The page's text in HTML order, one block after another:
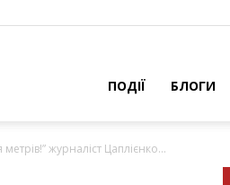
ПОДІЇ БЛОГИ
журналіст Цaплiєнкo...